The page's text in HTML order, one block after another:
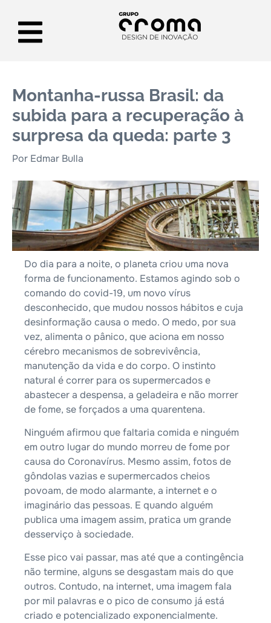
Montanha-russa Brasil: da
subida para a recuperação à
surpresa da queda: parte 3
Por Edmar Bulla
Do dia para a noite, o planeta criou uma nova
forma de funcionamento. Estamos agindo sob o
comando do covid-19, um novo vírus
desconhecido, que mudou nossos hábitos e cuja
desinformação causa o medo. O medo, por sua
vez, alimenta o pânico, que aciona em nosso
cérebro mecanismos de sobrevivência,
manutenção da vida e do corpo. O instinto
natural é correr para os supermercados e
abastecer a despensa, a geladeira e não morrer
de fome, se forçados a uma quarentena.
Ninguém afirmou que faltaria comida e ninguém
em outro lugar do mundo morreu de fome por
causa do Coronavírus. Mesmo assim, fotos de
gôndolas vazias e supermercados cheios
povoam, de modo alarmante, a internet e o
imaginário das pessoas. E quando alguém
publica uma imagem assim, pratica um grande
desserviço à sociedade.
Esse pico vai passar, mas até que a contingência
não termine, alguns se desgastam mais do que
outros. Contudo, na internet, uma imagem fala
por mil palavras e o pico de consumo já está
criado e potencializado exponencialmente.